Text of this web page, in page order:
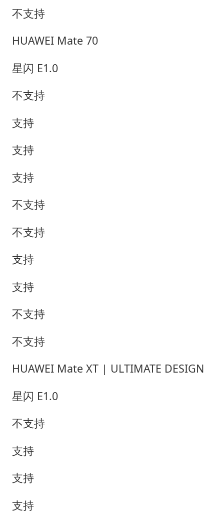
不支持
HUAWEI Mate 70
星闪 E1.0
不支持
支持
支持
支持
不支持
不支持
支持
支持
不支持
不支持
HUAWEI Mate XT | ULTIMATE DESIGN
星闪 E1.0
不支持
支持
支持
支持